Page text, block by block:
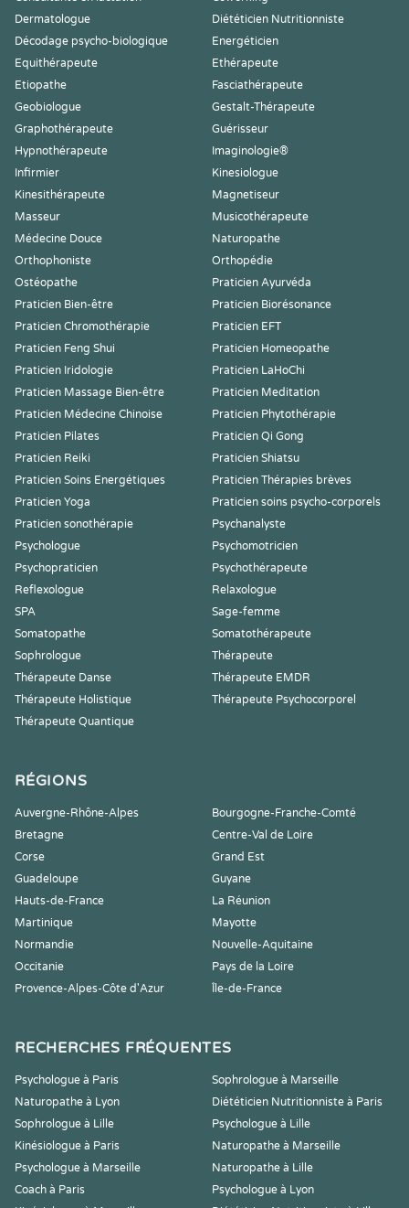
Dermatologue
Diététicien Nutritionniste
Décodage psycho-biologique
Energéticien
Equithérapeute
Ethérapeute
Etiopathe
Fasciathérapeute
Geobiologue
Gestalt-Thérapeute
Graphothérapeute
Guérisseur
Hypnothérapeute
Imaginologie®
Infirmier
Kinesiologue
Kinesithérapeute
Magnetiseur
Masseur
Musicothérapeute
Médecine Douce
Naturopathe
Orthophoniste
Orthopédie
Ostéopathe
Praticien Ayurvéda
Praticien Bien-être
Praticien Biorésonance
Praticien Chromothérapie
Praticien EFT
Praticien Feng Shui
Praticien Homeopathe
Praticien Iridologie
Praticien LaHoChi
Praticien Massage Bien-être
Praticien Meditation
Praticien Médecine Chinoise
Praticien Phytothérapie
Praticien Pilates
Praticien Qi Gong
Praticien Reiki
Praticien Shiatsu
Praticien Soins Energétiques
Praticien Thérapies brèves
Praticien Yoga
Praticien soins psycho-corporels
Praticien sonothérapie
Psychanalyste
Psychologue
Psychomotricien
Psychopraticien
Psychothérapeute
Reflexologue
Relaxologue
SPA
Sage-femme
Somatopathe
Somatothérapeute
Sophrologue
Thérapeute
Thérapeute Danse
Thérapeute EMDR
Thérapeute Holistique
Thérapeute Psychocorporel
Thérapeute Quantique
RÉGIONS
Auvergne-Rhône-Alpes
Bourgogne-Franche-Comté
Bretagne
Centre-Val de Loire
Corse
Grand Est
Guadeloupe
Guyane
Hauts-de-France
La Réunion
Martinique
Mayotte
Normandie
Nouvelle-Aquitaine
Occitanie
Pays de la Loire
Provence-Alpes-Côte d'Azur
Île-de-France
RECHERCHES FRÉQUENTES
Psychologue à Paris
Sophrologue à Marseille
Naturopathe à Lyon
Diététicien Nutritionniste à Paris
Sophrologue à Lille
Psychologue à Lille
Kinésiologue à Paris
Naturopathe à Marseille
Psychologue à Marseille
Naturopathe à Lille
Coach à Paris
Psychologue à Lyon